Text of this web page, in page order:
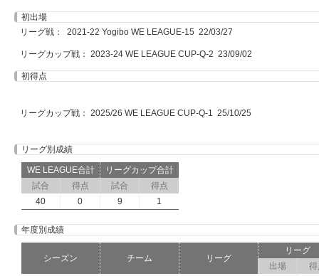
初出場
リーグ戦： 2021-22 Yogibo WE LEAGUE-15 22/03/27
リーグカップ戦： 2023-24 WE LEAGUE CUP-Q-2 23/09/02
初得点
リーグカップ戦： 2025/26 WE LEAGUE CUP-Q-1 25/10/25
リーグ別成績
WE LEAGUE合計
リーグカップ合計
試合
得点 試合
得点
40
0 9 1
年度別成績
シーズン チーム リーグ
リーグ
出場
得